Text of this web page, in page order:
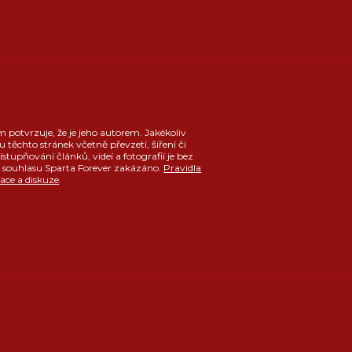
potvrzuje, že je jeho autorem. Jakékoliv
těchto stránek včetně převzetí, šíření či
článků, videí a fotografií je bez
Sparta Forever zakázáno. Pravidla
a diskuze.